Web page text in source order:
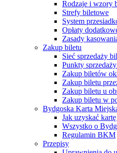
Rodzaje i wzory
Strefy biletowe
System
Opłaty
Zasady
Zakup biletu
Sieć sprzedaży
Punkty
Zakup biletów
Zakup biletu
Zakup biletu u
Zakup biletu w
Bydgoska Karta
Jak uzyskać
Wszystko o
Regulamin BKM
Przepisy